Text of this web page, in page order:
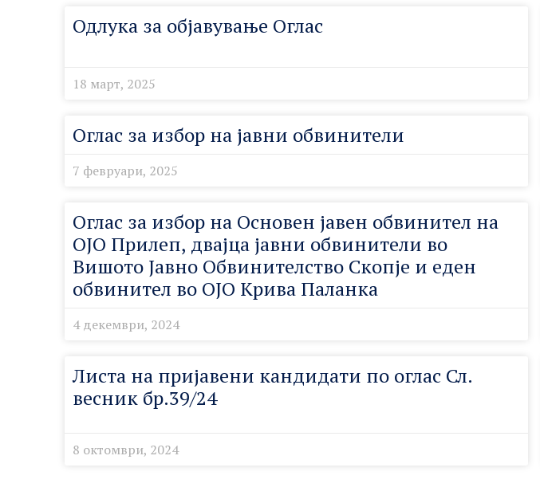
Одлука за објавување Оглас
18 март, 2025
Оглас за избор на јавни обвинители
7 февруари, 2025
Оглас за избор на Основен јавен обвинител на
ОЈО Прилеп, двајца јавни обвинители во
Вишото Јавно Обвинителство Скопје и еден
обвинител во ОЈО Крива Паланка
4 декември, 2024
Листа на пријавени кандидати по оглас Сл.
весник бр.39/24
8 октомври, 2024